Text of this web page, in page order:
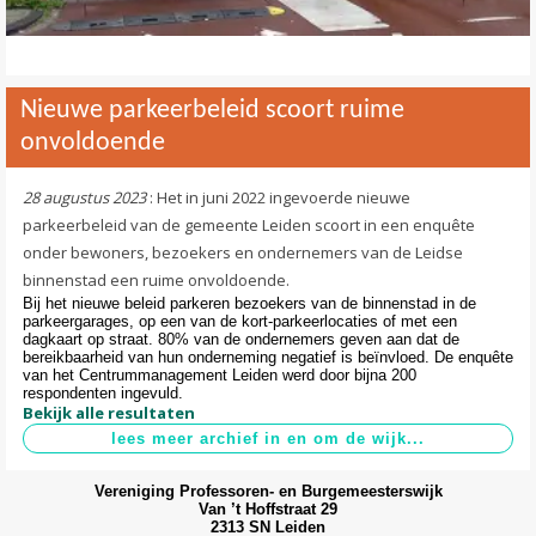
Nieuwe parkeerbeleid scoort ruime
onvoldoende
28 augustus 2023: Het in juni 2022 ingevoerde nieuwe
parkeerbeleid van de gemeente Leiden scoort in een enquête
onder bewoners, bezoekers en ondernemers van de Leidse
binnenstad een ruime onvoldoende.
Bij het nieuwe beleid parkeren bezoekers van de binnenstad in de
parkeergarages, op een van de kort-parkeerlocaties of met een
dagkaart op straat. 80% van de ondernemers geven aan dat de
bereikbaarheid van hun onderneming negatief is beïnvloed. De enquête
van het Centrummanagement Leiden werd door bijna 200
respondenten ingevuld.
Bekijk alle resultaten
Vereniging Professoren- en Burgemeesterswijk
Van ’t Hoffstraat 29
2313 SN Leiden